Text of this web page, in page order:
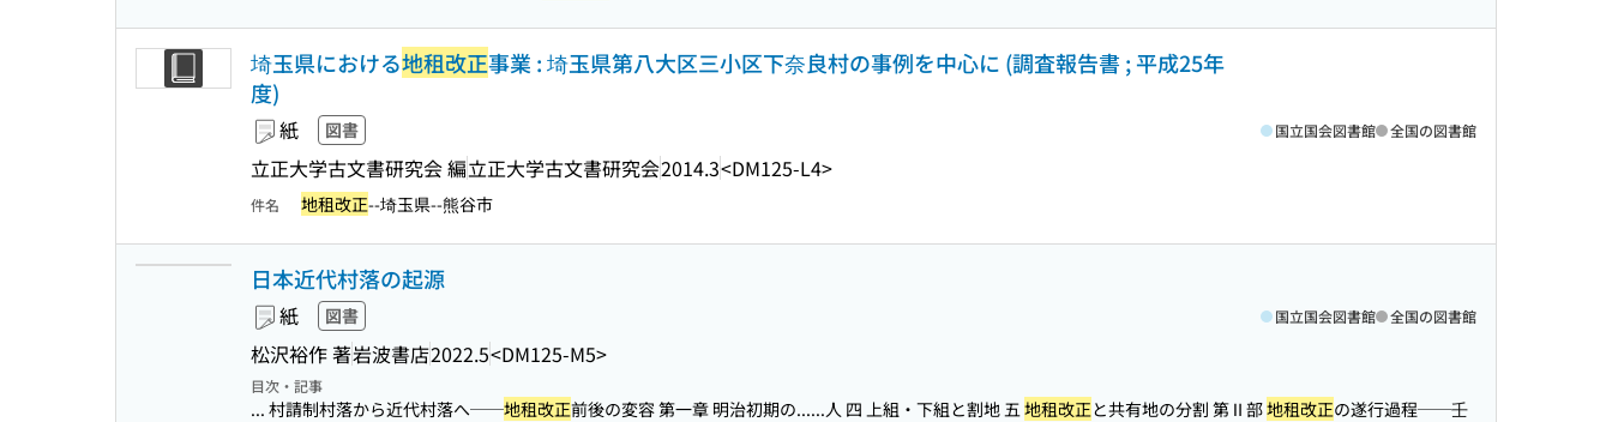
埼玉県における地租改正事業 : 埼玉県第八大区三小区下奈良村の事例を中心に (調査報告書 ; 平成25年
度)
紙 図書
立正大学古文書研究会 編立正大学古文書研究会2014.3<DM125-L4>
国立国会図書館 全国の図書館
件名 地租改正--埼玉県--熊谷市
日本近代村落の起源
紙 図書
松沢裕作 著岩波書店2022.5<DM125-M5>
国立国会図書館 全国の図書館
目次・記事
... 村請制村落から近代村落へ──地租改正前後の変容 第一章 明治初期の......人 四 上組・下組と割地 五地租改正と共有地の分割 第Ⅱ部地租改正の遂行過程──壬